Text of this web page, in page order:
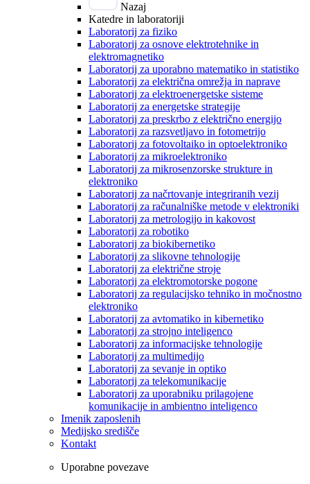
Nazaj
Katedre in laboratoriji
Laboratorij za fiziko
Laboratorij za osnove elektrotehnike in
elektromagnetiko
Laboratorij za uporabno matematiko in statistiko
Laboratorij za električna omrežja in naprave
Laboratorij za elektroenergetske sisteme
Laboratorij za energetske strategije
Laboratorij za preskrbo z električno energijo
Laboratorij za razsvetljavo in fotometrijo
Laboratorij za fotovoltaiko in optoelektroniko
Laboratorij za mikroelektroniko
Laboratorij za mikrosenzorske strukture in
elektroniko
Laboratorij za načrtovanje integriranih vezij
Laboratorij za računalniške metode v elektroniki
Laboratorij za metrologijo in kakovost
Laboratorij za robotiko
Laboratorij za biokibernetiko
Laboratorij za slikovne tehnologije
Laboratorij za električne stroje
Laboratorij za elektromotorske pogone
Laboratorij za regulacijsko tehniko in močnostno
elektroniko
Laboratorij za avtomatiko in kibernetiko
Laboratorij za strojno inteligenco
Laboratorij za informacijske tehnologije
Laboratorij za multimedijo
Laboratorij za sevanje in optiko
Laboratorij za telekomunikacije
Laboratorij za uporabniku prilagojene
komunikacije in ambientno inteligenco
Imenik zaposlenih
Medijsko središče
Kontakt
Uporabne povezave